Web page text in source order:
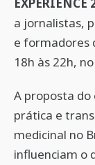
a jornalistas,
e formadores
18h às 22h,
A proposta
prática e
medicinal no
influenciam o